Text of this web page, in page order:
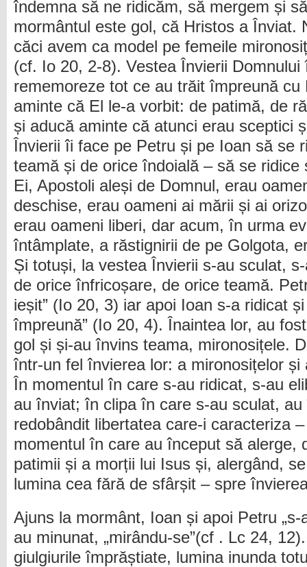
îndemna să ne ridicăm, să mergem și
mormântul este gol, că Hristos a Înviat.
căci avem ca model pe femeile
(cf. Io 20, 2-8). Vestea Învierii
rememoreze tot ce au trăit împreună cu
aminte că El le-a vorbit: de patimă, de
și aducă aminte că atunci erau sceptici
Învierii îi face pe Petru și pe Ioan să se
teamă și de orice îndoială – să se ridice
Ei, Apostoli aleși de Domnul, erau
deschise, erau oameni ai mării și ai
erau oameni liberi, dar acum, în urma
întâmplate, a răstignirii de pe Golgota,
Și totuși, la vestea Învierii s-au sculat,
de orice înfricoșare, de orice teamă.
ieșit” (Io 20, 3) iar apoi Ioan s-a ridicat
împreună” (Io 20, 4). Înaintea lor, au
gol și și-au învins teama, mironosițele.
într-un fel învierea lor: a mironosițelor și
În momentul în care s-au ridicat, s-au
au înviat; în clipa în care s-au sculat,
redobândit libertatea care-i caracteriza
momentul în care au început să alerge,
patimii și a morții lui Isus și, alergând,
lumina cea fără de sfârșit – spre
Ajuns la mormânt, Ioan și apoi Petru
au minunat, „mirându-se”(cf . Lc 24,
giulgiurile împrăștiate, lumina inunda